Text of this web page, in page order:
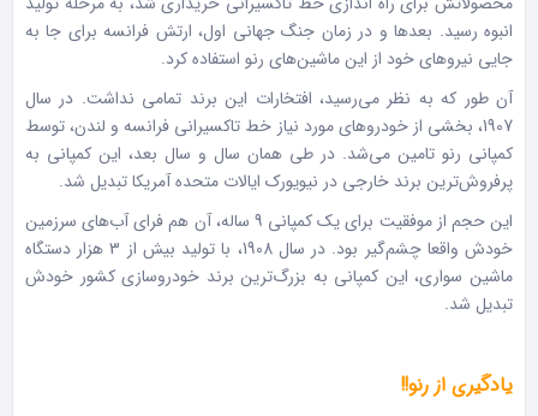
انبوه رسید. بعدها و در زمان جنگ جهانی اول، ارتش فرانسه برای جا به
جایی نیروهای خود از این ماشین‌های رنو استفاده کرد.
آن طور که به نظر می‌رسید، افتخارات این برند تمامی نداشت. در سال
1907، بخشی از خودروهای مورد نیاز خط تاکسیرانی فرانسه و لندن، توسط
کمپانی رنو تامین می‌شد. در طی همان سال و سال بعد، این کمپانی به
پرفروش‌ترین برند خارجی در نیویورک ایالات متحده آمریکا تبدیل شد.
این حجم از موفقیت برای یک کمپانی 9 ساله، آن هم فرای آب‌های سرزمین
خودش واقعا چشم‌گیر بود. در سال 1908، با تولید بیش از 3 هزار دستگاه
ماشین سواری، این کمپانی به بزرگ‌ترین برند خودروسازی کشور خودش
تبدیل شد.
یادگیری از رنو!!